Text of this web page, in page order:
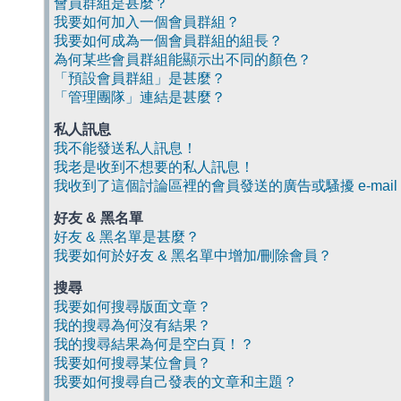
會員群組是甚麼？
我要如何加入一個會員群組？
我要如何成為一個會員群組的組長？
為何某些會員群組能顯示出不同的顏色？
「預設會員群組」是甚麼？
「管理團隊」連結是甚麼？
私人訊息
我不能發送私人訊息！
我老是收到不想要的私人訊息！
我收到了這個討論區裡的會員發送的廣告或騷擾 e-mail
好友 & 黑名單
好友 & 黑名單是甚麼？
我要如何於好友 & 黑名單中增加/刪除會員？
搜尋
我要如何搜尋版面文章？
我的搜尋為何沒有結果？
我的搜尋結果為何是空白頁！？
我要如何搜尋某位會員？
我要如何搜尋自己發表的文章和主題？